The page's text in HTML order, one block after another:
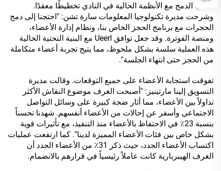
تطلب الدمج مع الأنظمة الحالية في النادي تخطيطًا معقدًا.
وشرحت مديرة تكنولوجيا المعلومات سارة تشن: "احتجنا إلى دمج
الحجرات مع برنامج الحجز الخاص بنا، ونظام إدارة الأعضاء،
ومنصة الفوترة. وقد جعل توافق Ueerl مع البنية التحتية الحالية
هذه العملية سلسة بشكل ملحوظ، مما يتيح تجربة أعضاء متكاملة
من الحجز حتى انتهاء الجلسة".
تفوقت استجابة الأعضاء على جميع التوقعات. وقالت مديرة
التسويق إلينا مارتينيز: "أصبحت الغرف موضوع النقاش الأكثر
تداولاً بين الأعضاء، مما أثار ضجة كبيرة على وسائل التواصل
الاجتماعي وأسفر عن إحالات من الأعضاء أنفسهم. شهدنا تحسناً
بنسبة 23٪ في الاحتفاظ بالأعضاء منذ التنفيذ، مع تأثيرات قوية
بشكل خاص بين فئات الأعضاء المميزة لدينا". كما ارتفعت عمليات
اكتساب الأعضاء الجدد، حيث ذكر 31٪ من الأعضاء الجدد أن
الغرف الهيبربارية كانت عاملاً رئيسياً في قرارهم بالانضمام.